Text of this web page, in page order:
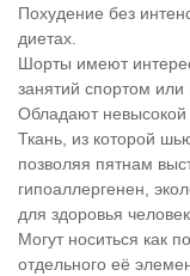
Похудение без
диетах.
Шорты имеют
занятий спортом
Обладают невысокой
Ткань, из которой
позволяя пятнам
гипоаллергенен,
для здоровья
Могут носиться как
отдельного её